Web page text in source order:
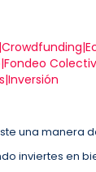
una manera
inviertes en